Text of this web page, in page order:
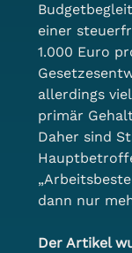
einer
1.000 Euro
allerdings
primär
Daher sind
dann nur
Der Artikel